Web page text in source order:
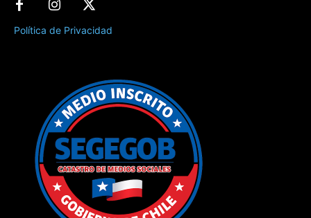
Política de Privacidad